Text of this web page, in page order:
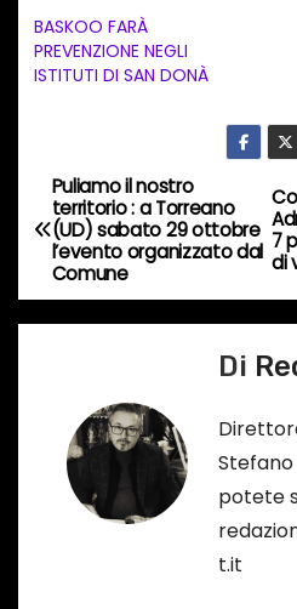
n
t
c
o
r
s
BASKOO FARÀ
PREVENZIONE NEGLI
ISTITUTI DI SAN DONÀ
N
a
v
7
di
Puliamo il nostro
territorio : a Torreano
(UD) sabato 29 ottobre
l’evento organizzato dal
Comune
Di
potete
t.it